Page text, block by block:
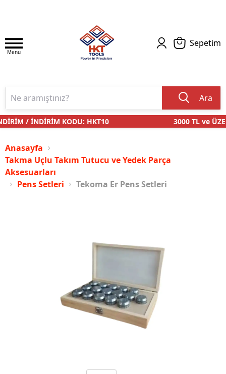
Menu
Sepetim
Ara
/ İNDİRİM KODU: HKT10 3000 TL ve
Anasayfa
Takma Uçlu Takım Tutucu ve Yedek Parça
Aksesuarları
Pens Setleri
Tekoma Er Pens Setleri